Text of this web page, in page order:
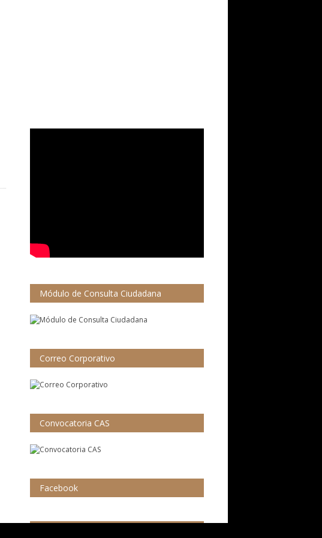
Módulo de Consulta Ciudadana
Correo Corporativo
Convocatoria CAS
Facebook